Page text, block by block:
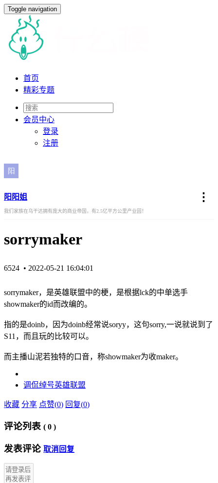
Toggle navigation
首页
精彩专题
会员中心
登录
注册
阳阳姐 ⋮
我们家族在乌干达拥有庞大的商业帝国，有2.5亿平方公里产业园！
sorrymaker
6524 • 2022-05-21 16:04:01
sorrymaker，是英雄联盟中的梗，是根据lck的中单选手
showmaker的id而改编的。
指的是doinb，因为doinb经常说soryy，这句sorry,一说就说到了
S11，而且玩的比较可以。
而主播山泥若独特的口音，称showmaker为收maker。
调侃绰号英雄联盟
收藏 分享 点赞(0) 回复(0)
评论列表 ( 0 )
发表评论 取消回复